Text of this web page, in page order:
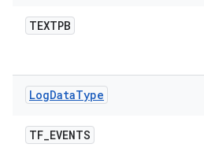
TEXTPB
LogDataType
TF_EVENTS